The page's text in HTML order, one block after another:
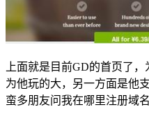
上面就是目前GD的首页了
为他玩的大，另一方面是他
蛮多朋友问我在哪里注册域